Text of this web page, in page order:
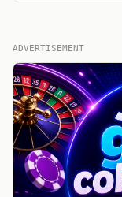
ADVERTISEMENT